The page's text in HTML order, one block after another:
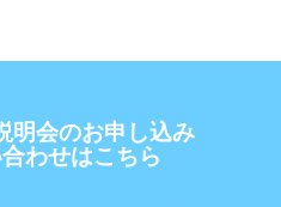
明会のお申し込み
わせはこちら